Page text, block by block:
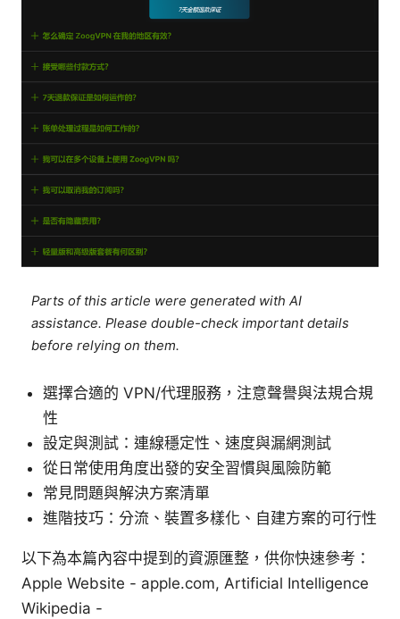
Parts of this article were generated with AI
assistance. Please double-check important details
before relying on them.
選擇合適的 VPN/代理服務，注意聲譽與法規合規
性
設定與測試：連線穩定性、速度與漏網測試
從日常使用角度出發的安全習慣與風險防範
常見問題與解決方案清單
進階技巧：分流、裝置多樣化、自建方案的可行性
以下為本篇內容中提到的資源匯整，供你快速參考：
Apple Website - apple.com, Artificial Intelligence
Wikipedia -